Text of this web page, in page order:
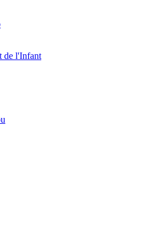
de l'Infant